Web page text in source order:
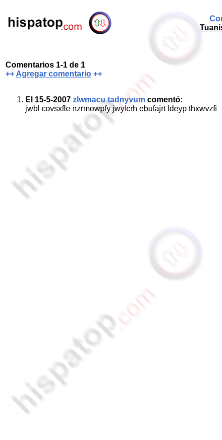
Comentarios 1-1 de 1
++ Agregar comentario ++
El 15-5-2007 zlwmacu tadnyvum comentó:
jwbl covsxfle nzrmowpfy jwylcrh ebufajrt ldeyp thxwvzfi